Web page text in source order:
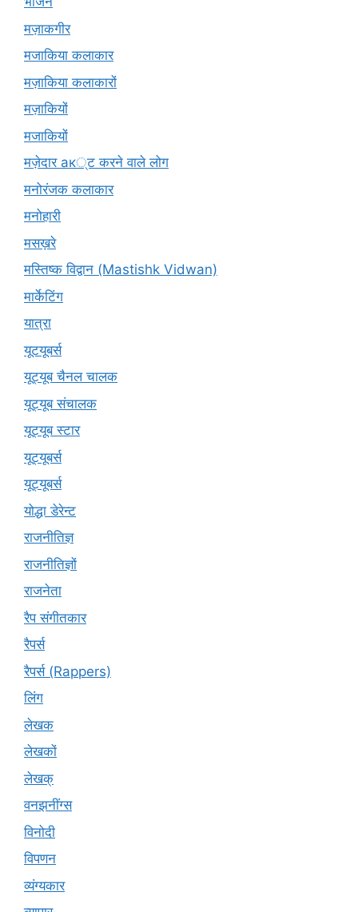
मज़ाकगीर
मजाकिया कलाकार
मज़ाकिया कलाकारों
मज़ाकियों
मजाकियों
मज़ेदार ак्ट करने वाले लोग
मनोरंजक कलाकार
मनोहारी
मसख़रे
मस्तिष्क विद्वान (Mastishk Vidwan)
मार्केटिंग
यात्रा
यूटयूबर्स
यूट्यूब चैनल चालक
यूट्यूब संचालक
यूट्यूब स्टार
यूट्‍यूबर्स
यूट्यूबर्स
योद्धा डेरेन्ट
राजनीतिज्ञ
राजनीतिज्ञों
राजनेता
रैप संगीतकार
रैपर्स
रैपर्स (Rappers)
लिंग
लेखक
लेखकों
लेखक्
वनझनींग्स
विनोदी
विपणन
व्यंग्यकार